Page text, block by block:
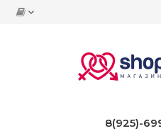
8(925)-